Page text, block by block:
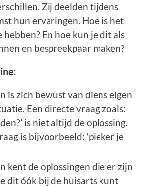
Zij deelden tijdens
hun ervaringen. Hoe is het
hebben? En hoe kun je dit als
en bespreekpaar maken?
is zich bewust van diens eigen
Een directe vraag zoals:
is niet altijd de oplossing.
is bijvoorbeeld: ‘pieker je
kent de oplossingen die er zijn
dit óók bij de huisarts kunt